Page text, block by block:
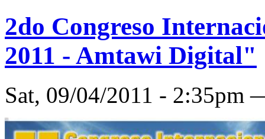
2do Congreso
2011 - Amtawi Digital"
Sat, 09/04/2011 -